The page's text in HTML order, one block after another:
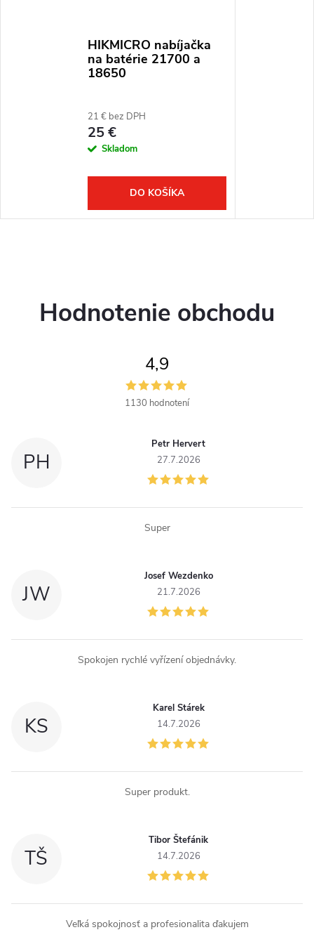
HIKMICRO nabíjačka
na batérie 21700 a
18650
21 € bez DPH
25 €
Skladom
DO KOŠÍKA
Hodnotenie obchodu
4,9
1130 hodnotení
PH
Petr Hervert
27.7.2026
Super
JW
Josef Wezdenko
21.7.2026
Spokojen rychlé vyřízení objednávky.
KS
Karel Stárek
14.7.2026
Super produkt.
TŠ
Tibor Štefánik
14.7.2026
Veľká spokojnosť a profesionalita ďakujem